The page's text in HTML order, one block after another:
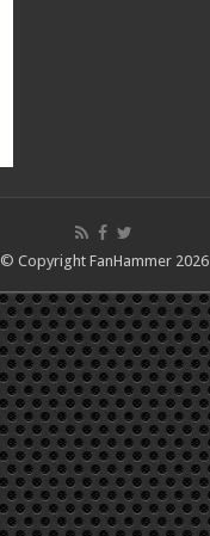
© Copyright FanHammer 2026